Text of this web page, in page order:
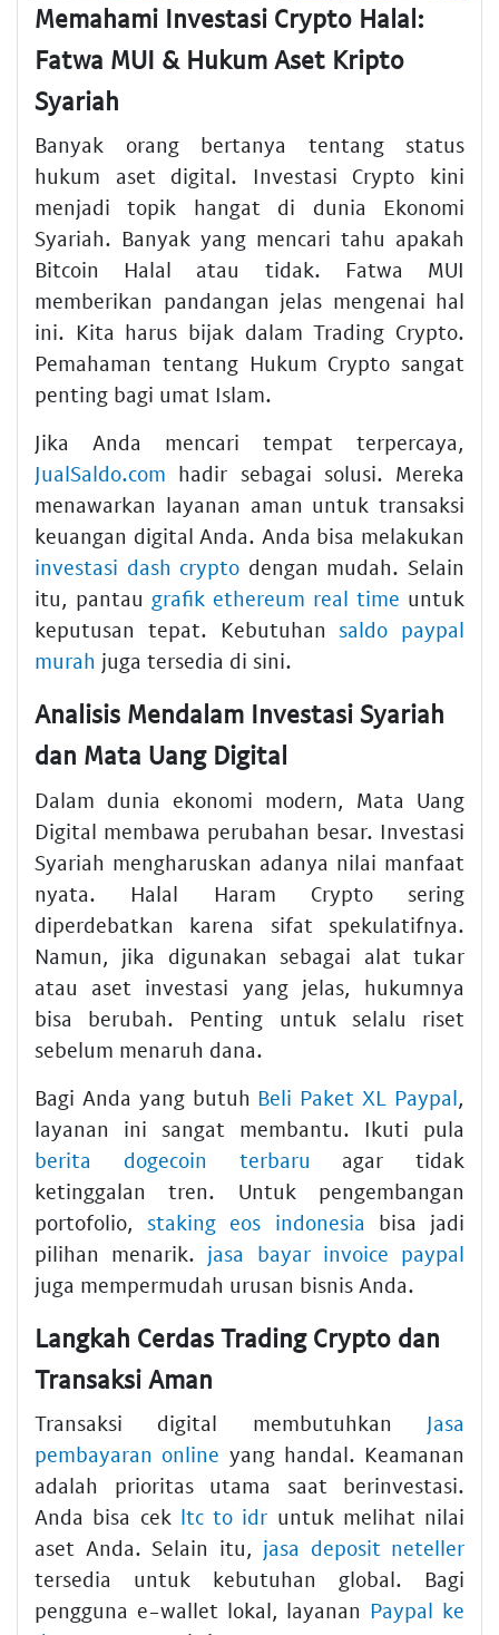
Memahami Investasi Crypto Halal:
Fatwa MUI & Hukum Aset Kripto
Syariah
Banyak orang bertanya tentang status
hukum aset digital. Investasi Crypto kini
menjadi topik hangat di dunia Ekonomi
Syariah. Banyak yang mencari tahu apakah
Bitcoin Halal atau tidak. Fatwa MUI
memberikan pandangan jelas mengenai hal
ini. Kita harus bijak dalam Trading Crypto.
Pemahaman tentang Hukum Crypto sangat
penting bagi umat Islam.
Jika Anda mencari tempat terpercaya,
JualSaldo.com hadir sebagai solusi. Mereka
menawarkan layanan aman untuk transaksi
keuangan digital Anda. Anda bisa melakukan
investasi dash crypto dengan mudah. Selain
itu, pantau grafik ethereum real time untuk
keputusan tepat. Kebutuhansaldo paypal
murah juga tersedia di sini.
Analisis Mendalam Investasi Syariah
dan Mata Uang Digital
Dalam dunia ekonomi modern, Mata Uang
Digital membawa perubahan besar. Investasi
Syariah mengharuskan adanya nilai manfaat
nyata. Halal Haram Crypto sering
diperdebatkan karena sifat spekulatifnya.
Namun, jika digunakan sebagai alat tukar
atau aset investasi yang jelas, hukumnya
bisa berubah. Penting untuk selalu riset
sebelum menaruh dana.
Bagi Anda yang butuh Beli Paket XL Paypal,
layanan ini sangat membantu. Ikuti pula
berita dogecoin terbaru agar tidak
ketinggalan tren. Untuk pengembangan
portofolio,staking eos indonesia bisa jadi
pilihan menarik. jasa bayar invoice paypal
juga mempermudah urusan bisnis Anda.
Langkah Cerdas Trading Crypto dan
Transaksi Aman
Transaksi digital membutuhkan Jasa
pembayaran online yang handal. Keamanan
adalah prioritas utama saat berinvestasi.
Anda bisa cek ltc to idr untuk melihat nilai
aset Anda. Selain itu, jasa deposit neteller
tersedia untuk kebutuhan global. Bagi
pengguna e-wallet lokal, layanan Paypal ke